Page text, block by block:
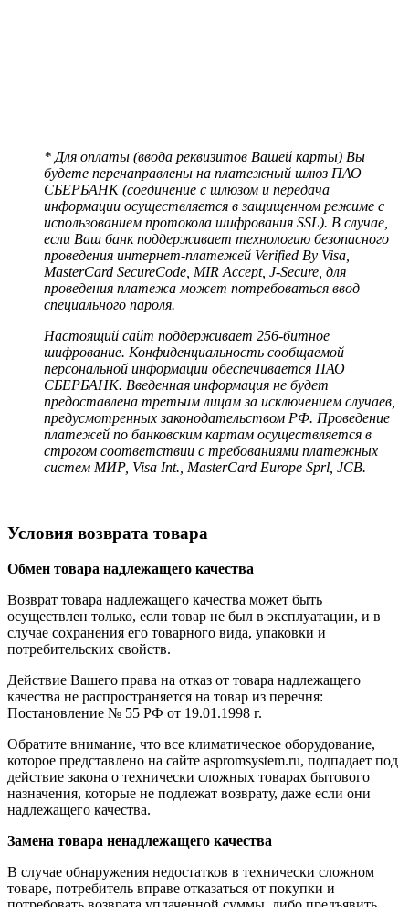
* Для оплаты (ввода реквизитов Вашей карты) Вы
будете перенаправлены на платежный шлюз ПАО
СБЕРБАНК (соединение с шлюзом и передача
информации осуществляется в защищенном режиме с
использованием протокола шифрования SSL). В случае,
если Ваш банк поддерживает технологию безопасного
проведения интернет-платежей Verified By Visa,
MasterCard SecureCode, MIR Accept, J-Secure, для
проведения платежа может потребоваться ввод
специального пароля.
Настоящий сайт поддерживает 256-битное
шифрование. Конфиденциальность сообщаемой
персональной информации обеспечивается ПАО
СБЕРБАНК. Введенная информация не будет
предоставлена третьим лицам за исключением случаев,
предусмотренных законодательством РФ. Проведение
платежей по банковским картам осуществляется в
строгом соответствии с требованиями платежных
систем МИР, Visa Int., MasterCard Europe Sprl, JCB.
Условия возврата товара
Обмен товара надлежащего качества
Возврат товара надлежащего качества может быть
осуществлен только, если товар не был в эксплуатации, и в
случае сохранения его товарного вида, упаковки и
потребительских свойств.
Действие Вашего права на отказ от товара надлежащего
качества не распространяется на товар из перечня:
Постановление № 55 РФ от 19.01.1998 г.
Обратите внимание, что все климатическое оборудование,
которое представлено на сайте aspromsystem.ru, подпадает под
действие закона о технически сложных товарах бытового
назначения, которые не подлежат возврату, даже если они
надлежащего качества.
Замена товара ненадлежащего качества
В случае обнаружения недостатков в технически сложном
товаре, потребитель вправе отказаться от покупки и